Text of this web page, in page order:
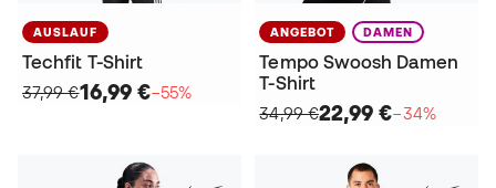
AUSLAUF
Techfit T-Shirt
37,99 €16,99 €−55%
ANGEBOT DAMEN
Tempo Swoosh Damen
T-Shirt
34,99 €22,99 €−34%